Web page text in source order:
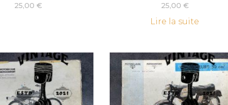
25,00€
25,00 €
Lire la suite